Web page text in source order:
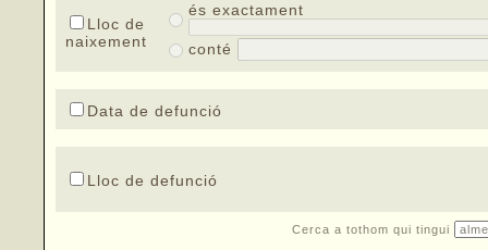
Lloc de
naixement
és exactament
conté
Data de defunció
Lloc de defunció
Cerca a tothom qui tingui